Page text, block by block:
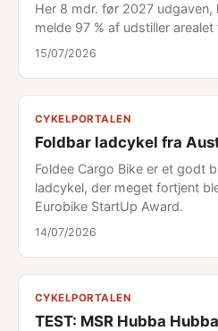
Her 8 mdr. før 2027
melde 97 % af udstiller
15/07/2026
CYKELPORTALEN
Foldbar ladcykel fra
Foldee Cargo Bike er et godt
ladcykel, der meget fortjent
Eurobike StartUp Award.
14/07/2026
CYKELPORTALEN
TEST: MSR Hubba